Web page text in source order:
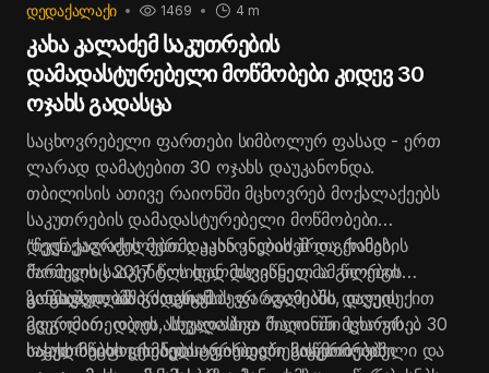
ᲓᲔᲓᲐᲥᲐᲚᲐᲥᲘ 4 m
1469
კახა კალაძემ საკუთრების
დამადასტურებელი მოწმობები კიდევ 30
ოჯახს გადასცა
საცხოვრებელი ფართები სიმბოლურ ფასად - ერთ
ლარად დამატებით 30 ოჯახს დაუკანონდა.
თბილისის ათივე რაიონში მცხოვრებ მოქალაქეებს
საკუთრების დამადასტურებელი მოწმობები
დედაქალაქის მერმა კახა კალაძემ და ქონების
მართვის სააგენტოს ხელმძღვანელმა გიორგი
კობიაშვილმა გადასცეს.
“ჩვენ ვაგრძელებთ დაკანონების პროგრამას,
რომელიც 2017 წლიდან დავიწყეთ. ამ წლების
განმავლობაში ძალიან ბევრ ადამიანს დავუდექით
გვერდით. დღეს, სხვადასხვა რაიონში მცხოვრებ 30
ოჯახს საცხოვრებელი ფართები საკუთრებაში
ზოგადად, ამ პროგრამის ფარგლებში, დღეის
მდგომარეობით ასეულობით მილიონი ლარის
სახელმწიფო ქონება არის დარეგისტრირებული და
საკუთრების დამადასტურებელი მოწმობების